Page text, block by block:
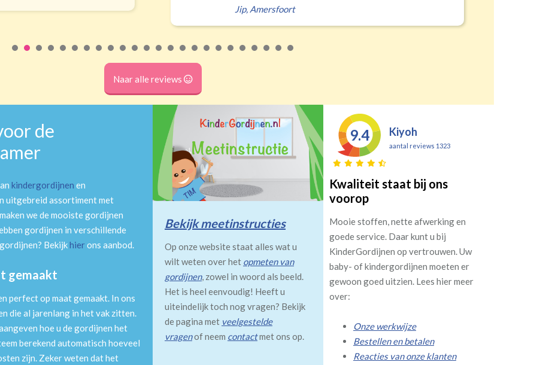
Jip,Amersfoort
Naar alle reviews
de
kindergordijnen en
uitgebreid assortiment met
we de mooiste gordijnen
gordijnen in verschillende
Bekijkhierons aanbod.
gemaakt
perfect op maat gemaakt. In ons
die al jarenlang in het vak zitten.
hoe u de gordijnen het
berekend automatisch hoeveel
zijn. Zeker weten dat het
Bekijk meetinstructies
Op onze website staat alles wat u
wilt weten over het opmeten van
gordijnen, zowel in woord als beeld.
Het is heel eenvoudig! Heeft u
uiteindelijk toch nog vragen? Bekijk
de pagina met veelgestelde
vragenof neem contactmet ons op.
9.4 Kiyoh
aantal reviews 1323
Kwaliteit staat bij ons
voorop
Mooie stoffen, nette afwerking en
goede service. Daar kunt u bij
KinderGordijnen op vertrouwen. Uw
baby- of kindergordijnen moeten er
gewoon goed uitzien. Lees hier meer
over:
Onze werkwijze
Bestellen en betalen
Reacties van onze klanten